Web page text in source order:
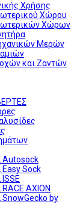
Χρήσης
Χώρου
Χώρων
Μερών
και Ζαντών
Autosock
Easy Sock
AXION
SnowGecko by